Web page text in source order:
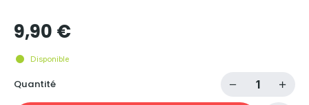
9,90 €
Disponible
Quantité